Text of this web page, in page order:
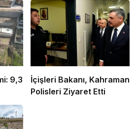
9,3
İçişleri Bakanı, Kahraman
Polisleri Ziyaret Etti